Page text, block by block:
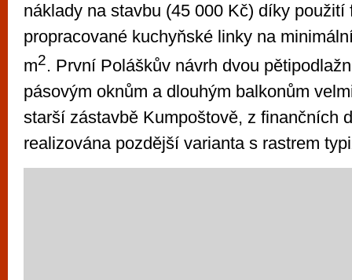
náklady na stavbu (45 000 Kč) díky použití
propracované kuchyňské linky na
m2. První Poláškův návrh dvou
pásovým oknům a dlouhým balkonům
starší zástavbě Kumpoštově, z finančních
realizována pozdější varianta s rastrem